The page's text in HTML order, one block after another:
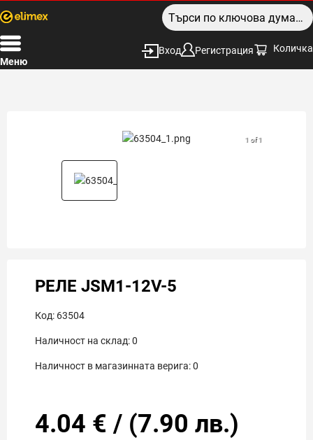
Меню
Вход Регистрация Количка
1 of 1
РЕЛЕ JSM1-12V-5
Код: 63504
Наличност на склад:0
Наличност в магазинната верига:0
4.04 € / (7.90 лв.)